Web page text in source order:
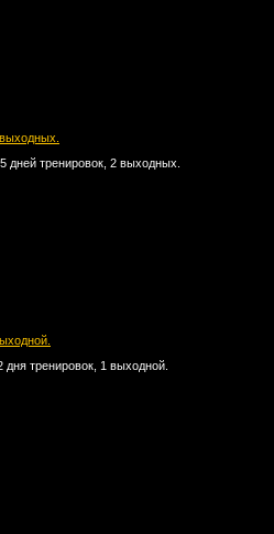
5 дней тренировок, 2 выходных.
дня тренировок, 1 выходной.